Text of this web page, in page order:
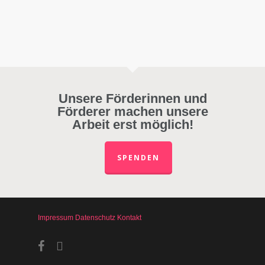
Unsere Förderinnen und
Förderer machen unsere
Arbeit erst möglich!
SPENDEN
Impressum Datenschutz Kontakt
facebookinstagram